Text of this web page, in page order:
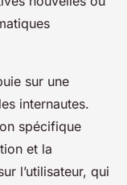
sur une
internautes.
spécifique
et la
l’utilisateur, qui